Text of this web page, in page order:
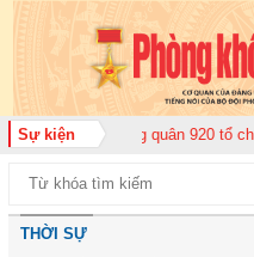
Sự kiện
đoàn Không quân 920 tổ chức
THỜI SỰ